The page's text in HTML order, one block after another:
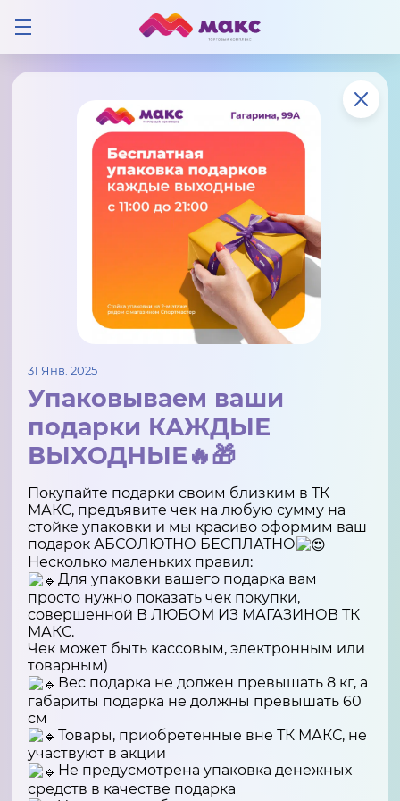
31 Янв. 2025
Упаковываем ваши
подарки КАЖДЫЕ
ВЫХОДНЫЕ🔥🎁
Покупайте подарки своим близким в ТК
МАКС, предъявите чек на любую сумму на
стойке упаковки и мы красиво оформим ваш
подарок АБСОЛЮТНО БЕСПЛАТНО
Несколько маленьких правил:
Для упаковки вашего подарка вам
просто нужно показать чек покупки,
совершенной В ЛЮБОМ ИЗ МАГАЗИНОВ ТК
МАКС.
Чек может быть кассовым, электронным или
товарным)
Вес подарка не должен превышать 8 кг, а
габариты подарка не должны превышать 60
см
Товары, приобретенные вне ТК МАКС, не
участвуют в акции
Не предусмотрена упаковка денежных
средств в качестве подарка